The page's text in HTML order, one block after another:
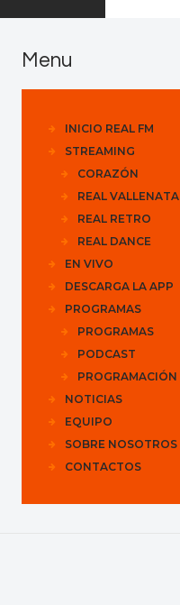
Menu
INICIO REAL FM
STREAMING
CORAZÓN
REAL VALLENATA
REAL RETRO
REAL DANCE
EN VIVO
DESCARGA LA APP
PROGRAMAS
PROGRAMAS
PODCAST
PROGRAMACIÓN
NOTICIAS
EQUIPO
SOBRE NOSOTROS
CONTACTOS